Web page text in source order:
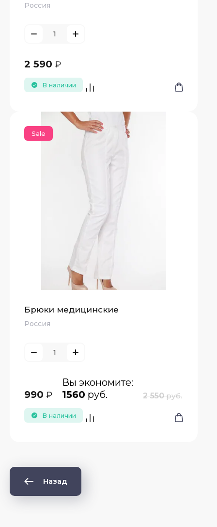
Россия
2 590 ₽
В наличии
Sale
Брюки медицинские
Россия
2 550 руб.
990 ₽
Вы экономите:
1560 руб.
В наличии
Назад